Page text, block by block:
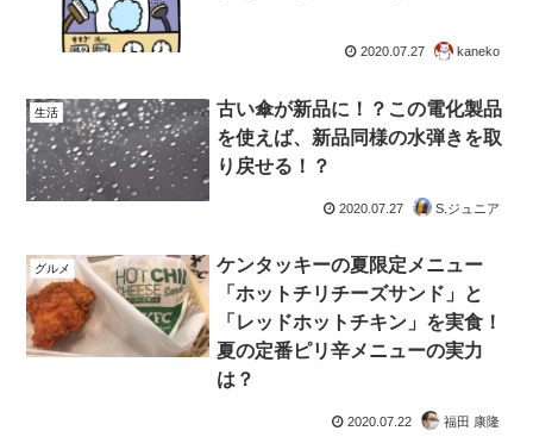
2020.07.27 kaneko
生活
古い傘が新品に！？この電化製品
を使えば、新品同様の水弾きを取
り戻せる！？
2020.07.27 S.ジュニア
グルメ
ケンタッキーの夏限定メニュー
「ホットチリチーズサンド」と
「レッドホットチキン」を実食！
夏の定番ピリ辛メニューの実力
は？
2020.07.22 福田 康隆